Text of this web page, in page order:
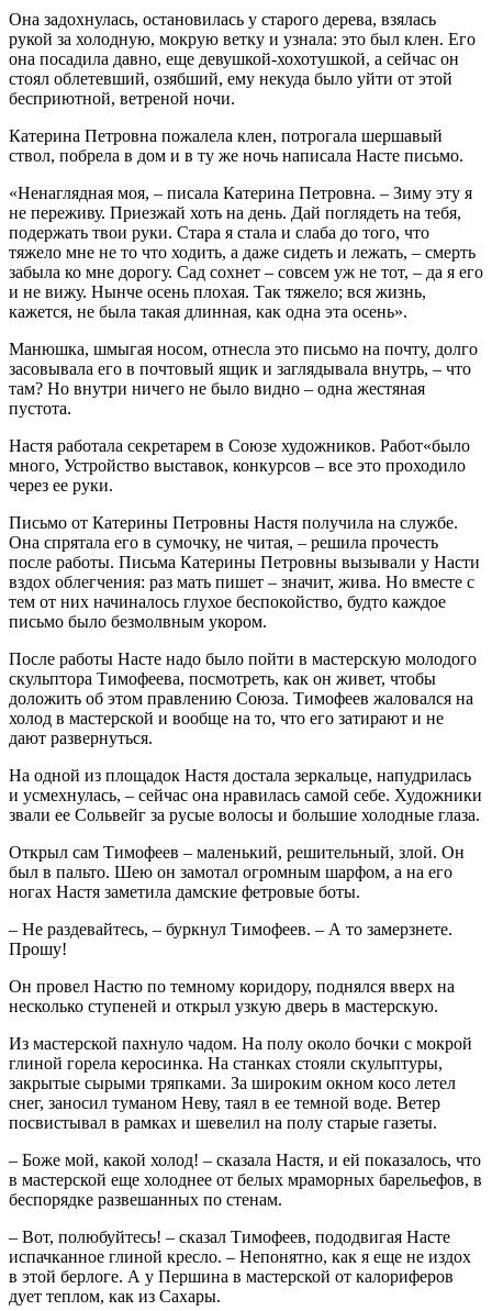
Она задохнулась, остановилась у старого дерева, взялась
рукой за холодную, мокрую ветку и узнала: это был клен. Его
она посадила давно, еще девушкой-хохотушкой, а сейчас он
стоял облетевший, озябший, ему некуда было уйти от этой
бесприютной, ветреной ночи.
Катерина Петровна пожалела клен, потрогала шершавый
ствол, побрела в дом и в ту же ночь написала Насте письмо.
«Ненаглядная моя, – писала Катерина Петровна. – Зиму эту я
не переживу. Приезжай хоть на день. Дай поглядеть на тебя,
подержать твои руки. Стара я стала и слаба до того, что
тяжело мне не то что ходить, а даже сидеть и лежать, – смерть
забыла ко мне дорогу. Сад сохнет – совсем уж не тот, – да я его
и не вижу. Нынче осень плохая. Так тяжело; вся жизнь,
кажется, не была такая длинная, как одна эта осень».
Манюшка, шмыгая носом, отнесла это письмо на почту, долго
засовывала его в почтовый ящик и заглядывала внутрь, – что
там? Но внутри ничего не было видно – одна жестяная
пустота.
Настя работала секретарем в Союзе художников. Работ«было
много, Устройство выставок, конкурсов – все это проходило
через ее руки.
Письмо от Катерины Петровны Настя получила на службе.
Она спрятала его в сумочку, не читая, – решила прочесть
после работы. Письма Катерины Петровны вызывали у Насти
вздох облегчения: раз мать пишет – значит, жива. Но вместе с
тем от них начиналось глухое беспокойство, будто каждое
письмо было безмолвным укором.
После работы Насте надо было пойти в мастерскую молодого
скульптора Тимофеева, посмотреть, как он живет, чтобы
доложить об этом правлению Союза. Тимофеев жаловался на
холод в мастерской и вообще на то, что его затирают и не
дают развернуться.
На одной из площадок Настя достала зеркальце, напудрилась
и усмехнулась, – сейчас она нравилась самой себе. Художники
звали ее Сольвейг за русые волосы и большие холодные глаза.
Открыл сам Тимофеев – маленький, решительный, злой. Он
был в пальто. Шею он замотал огромным шарфом, а на его
ногах Настя заметила дамские фетровые боты.
– Не раздевайтесь, – буркнул Тимофеев. – А то замерзнете.
Прошу!
Он провел Настю по темному коридору, поднялся вверх на
несколько ступеней и открыл узкую дверь в мастерскую.
Из мастерской пахнуло чадом. На полу около бочки с мокрой
глиной горела керосинка. На станках стояли скульптуры,
закрытые сырыми тряпками. За широким окном косо летел
снег, заносил туманом Неву, таял в ее темной воде. Ветер
посвистывал в рамках и шевелил на полу старые газеты.
– Боже мой, какой холод! – сказала Настя, и ей показалось, что
в мастерской еще холоднее от белых мраморных барельефов, в
беспорядке развешанных по стенам.
– Вот, полюбуйтесь! – сказал Тимофеев, пододвигая Насте
испачканное глиной кресло. – Непонятно, как я еще не издох
в этой берлоге. А у Першина в мастерской от калориферов
дует теплом, как из Сахары.